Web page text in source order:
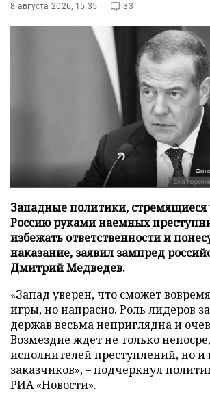
8 августа 2026, 15:35 33
Западные политики,
Россию руками наемных
избежать ответственности и
наказание, заявил зампред
Дмитрий Медведев.
«Запад уверен, что сможет
игры, но напрасно. Роль лидеров
держав весьма неприглядна и
Возмездие ждет не только
исполнителей преступлений, но и
заказчиков», – подчеркнул
РИА «Новости».